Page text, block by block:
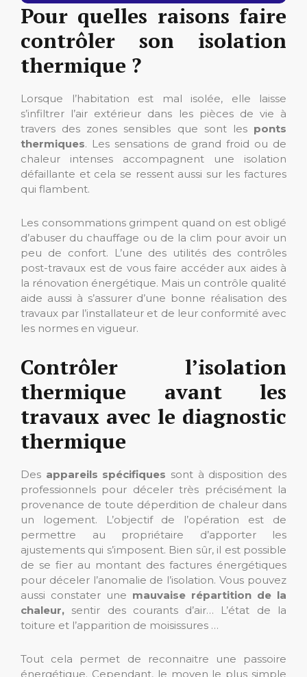
Pour quelles raisons faire
contrôler son isolation
thermique ?
Lorsque l’habitation est mal isolée, elle laisse
s’infiltrer l’air extérieur dans les pièces de vie à
travers des zones sensibles que sont les ponts
thermiques. Les sensations de grand froid ou de
chaleur intenses accompagnent une isolation
défaillante et cela se ressent aussi sur les factures
qui flambent.
Les consommations grimpent quand on est obligé
d’abuser du chauffage ou de la clim pour avoir un
peu de confort. L’une des utilités des contrôles
post-travaux est de vous faire accéder aux aides à
la rénovation énergétique. Mais un contrôle qualité
aide aussi à s’assurer d’une bonne réalisation des
travaux par l’installateur et de leur conformité avec
les normes en vigueur.
Contrôler l’isolation
thermique avant les
travaux avec le diagnostic
thermique
Des appareils spécifiques sont à disposition des
professionnels pour déceler très précisément la
provenance de toute déperdition de chaleur dans
un logement. L’objectif de l’opération est de
permettre au propriétaire d’apporter les
ajustements qui s’imposent. Bien sûr, il est possible
de se fier au montant des factures énergétiques
pour déceler l’anomalie de l’isolation. Vous pouvez
aussi constater une mauvaise répartition de la
chaleur, sentir des courants d’air… L’état de la
toiture et l’apparition de moisissures …
Tout cela permet de reconnaitre une passoire
énergétique. Cependant, le moyen le plus simple